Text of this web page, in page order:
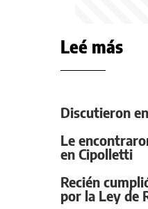
Leé más
Discutieron
Le
en Cipolletti
Recién
por la Ley de